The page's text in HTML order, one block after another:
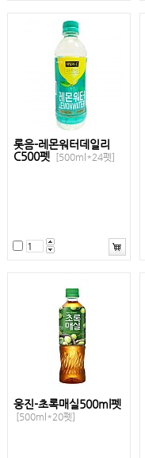
롯음-레몬워터데일리
C500펫
[500ml*24펫]
웅진-초록매실500ml펫
[500ml*20펫]